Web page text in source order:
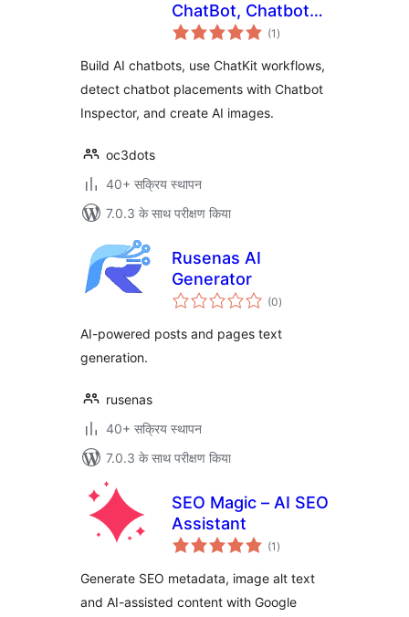
ChatBot, Chatbot
Inspector, Chatkit,
(1 कुल
दर)
Build AI chatbots, use ChatKit workflows,
detect chatbot placements with Chatbot
Inspector, and create AI images.
oc3dots
40+ सक्रिय स्थापन
7.0.3 के साथ परीक्षण किया
Rusenas AI
Generator
(0कुल
दर)
AI-powered posts and pages text
generation.
rusenas
40+ सक्रिय स्थापन
7.0.3 के साथ परीक्षण किया
SEO Magic – AI SEO
Assistant
(1 कुल
दर)
Generate SEO metadata, image alt text
and AI-assisted content with Google